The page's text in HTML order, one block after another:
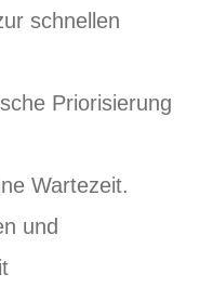
schnellen
Priorisierung
Wartezeit.
und